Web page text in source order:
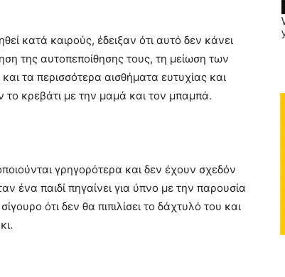
κατά καιρούς, έδειξαν ότι αυτό δεν κάνει
της αυτοπεποίθησης τους, τη μείωση των
τα περισσότερα αισθήματα ευτυχίας και
το κρεβάτι με την μαμά και τον μπαμπά.
γρηγορότερα και δεν έχουν σχεδόν
ένα παιδί πηγαίνει για ύπνο με την παρουσία
ότι δεν θα πιπιλίσει το δάχτυλό του και